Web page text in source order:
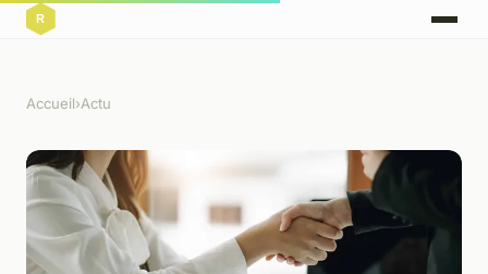
Accueil›Actu